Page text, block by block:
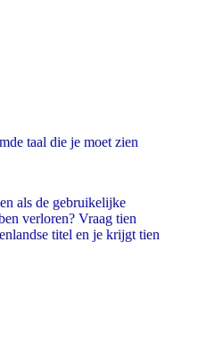
taal die je moet zien
als de gebruikelijke
verloren? Vraag tien
titel en je krijgt tien